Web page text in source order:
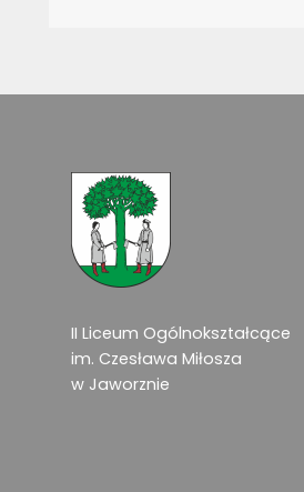
II Liceum Ogólnokształcące
im. Czesława Miłosza
w Jaworznie